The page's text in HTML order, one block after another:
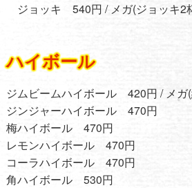
ジョッキ 540円 / メガ(ジョッキ
ハイボール
ジムビームハイボール 420円 / メ
ジンジャーハイボール 470円
梅ハイボール 470円
レモンハイボール 470円
コーラハイボール 470円
角ハイボール 530円